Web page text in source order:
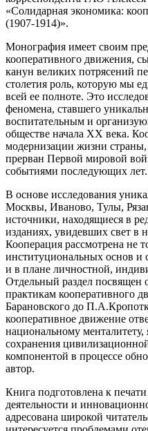
«Солидарная экономика:
(1907-1914)».
Монография имеет своим
кооперативного движения,
канун великих потрясений
столетия роль, которую мы
всей ее полноте. Это
феномена, ставшего
воспитательным и
обществе начала XX века.
модернизации жизни
прерван Первой мировой
событиями последующих лет.
В основе исследования
Москвы, Иваново, Тулы,
источники, находящиеся в
изданиях, увидевших свет в
Кооперация рассмотрена не
институциональных основ и
и в плане личностной,
Отдельный раздел посвящен
практикам кооперативного
Барановского до
кооперативное движение
национальному менталитету,
сохранения
компонентой в процессе
автор.
Книга подготовлена к
деятельности и
адресована широкой